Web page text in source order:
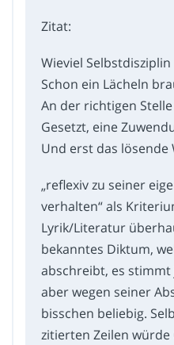
Zitat:
Wieviel Selbstdisziplin
Schon ein Lächeln
An der richtigen Stelle
Gesetzt, eine
Und erst das lösende
„reflexiv zu seiner
verhalten“ als
Lyrik/Literatur
bekanntes Diktum,
abschreibt, es stimmt
aber wegen seiner
bisschen beliebig.
zitierten Zeilen